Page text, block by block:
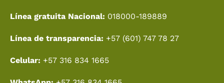
Línea gratuita Nacional: 018000-189889
Línea de transparencia: +57 (601) 747 78 27
Celular: +57 316 834 1665